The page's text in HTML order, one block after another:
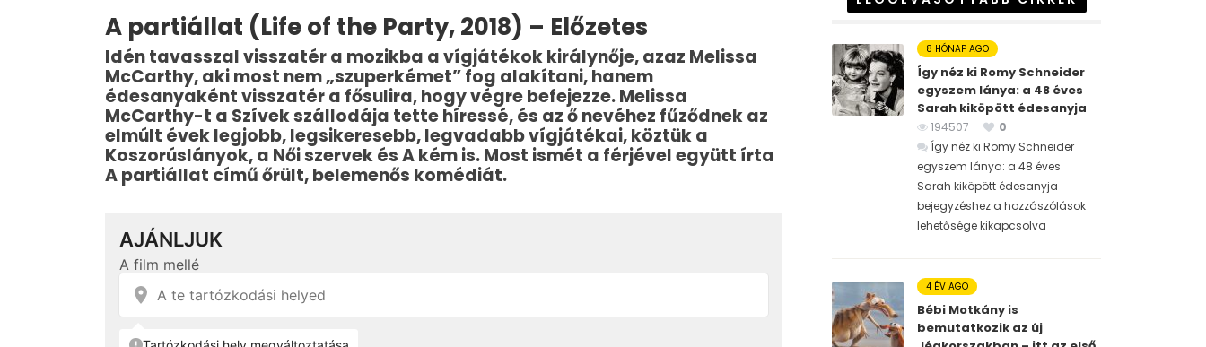
A partiállat (Life of the Party, 2018) – Előzetes
Idén tavasszal visszatér a mozikba a vígjátékok királynője, azaz Melissa
McCarthy, aki most nem „szuperkémet” fog alakítani, hanem
édesanyaként visszatér a fősulira, hogy végre befejezze. Melissa
McCarthy-t a Szívek szállodája tette híressé, és az ő nevéhez fűződnek az
elmúlt évek legjobb, legsikeresebb, legvadabb vígjátékai, köztük a
Koszorúslányok, a Női szervek és A kém is. Most ismét a férjével együtt írta
A partiállat című őrült, belemenős komédiát.
8 HÓNAP AGO
Így néz ki Romy Schneider
egyszem lánya: a 48 éves
Sarah kiköpött édesanyja
194507
0
Így néz ki Romy Schneider
egyszem lánya: a 48 éves
Sarah kiköpött édesanyja
bejegyzéshez a hozzászólások
lehetősége kikapcsolva
4 ÉV AGO
Bébi Motkány is
bemutatkozik az új